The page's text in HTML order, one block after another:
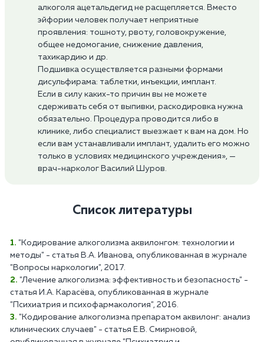
алкоголя ацетальдегид не расщепляется. Вместо
эйфории человек получает неприятные
проявления: тошноту, рвоту, головокружение,
общее недомогание, снижение давления,
тахикардию и др.
Подшивка осуществляется разными формами
дисульфирама: таблетки, инъекции, имплант.
Если в силу каких-то причин вы не можете
сдерживать себя от выпивки, раскодировка нужна
обязательно. Процедура проводится либо в
клинике, либо специалист выезжает к вам на дом. Но
если вам устанавливали имплант, удалить его можно
только в условиях медицинского учреждения», —
врач-нарколог Василий Шуров.
Список литературы
"Кодирование алкоголизма аквилонгом: технологии и
методы" - статья В.А. Иванова, опубликованная в журнале
"Вопросы наркологии", 2017.
"Лечение алкоголизма: эффективность и безопасность" -
статья И.А. Карасёва, опубликованная в журнале
"Психиатрия и психофармакология", 2016.
"Кодирование алкоголизма препаратом аквилонг: анализ
клинических случаев" - статья Е.В. Смирновой,